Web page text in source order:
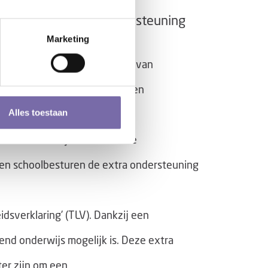
Marketing
Alles toestaan
die extra ondersteuning
voor specifieke hulpvragen van
leerkrachten, scholen en
meekijken naar welke
schoolbesturen de extra ondersteuning
(TLV). Dankzij een
onderwijs mogelijk is. Deze extra
zijn om een